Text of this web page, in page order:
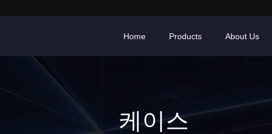
Home Products About Us
케이스